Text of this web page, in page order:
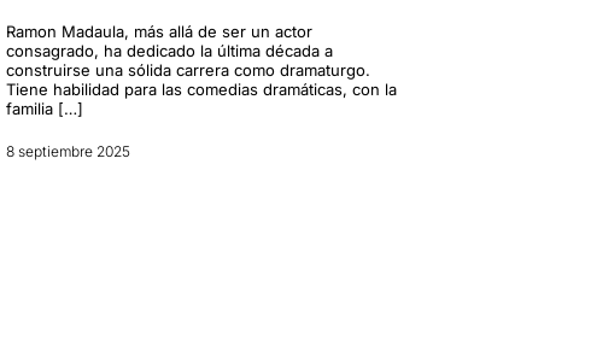
Ramon Madaula, más allá de ser un actor
consagrado, ha dedicado la última década a
construirse una sólida carrera como dramaturgo.
Tiene habilidad para las comedias dramáticas, con la
familia […]
8 septiembre 2025